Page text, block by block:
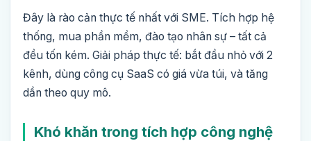
Đây là rào cản thực tế nhất với SME. Tích hợp hệ
thống, mua phần mềm, đào tạo nhân sự – tất cả
đều tốn kém. Giải pháp thực tế: bắt đầu nhỏ với 2
kênh, dùng công cụ SaaS có giá vừa túi, và tăng
dần theo quy mô.
Khó khăn trong tích hợp công nghệ